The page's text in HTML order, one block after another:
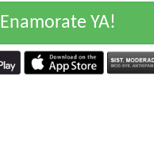
Enamorate YA!